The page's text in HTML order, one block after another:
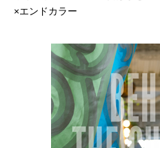
×エンドカラー